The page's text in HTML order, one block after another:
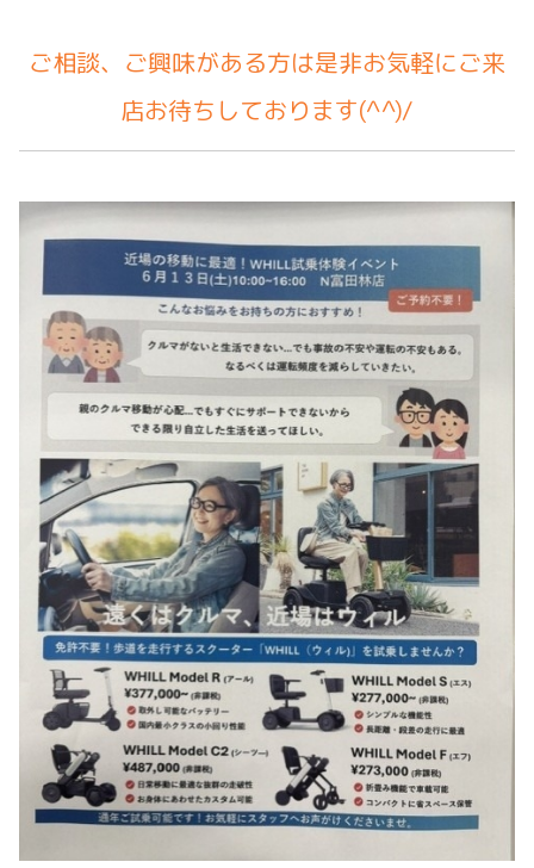
ご相談、ご興味がある方は是非お気軽にご来
店お待ちしております(^^)/